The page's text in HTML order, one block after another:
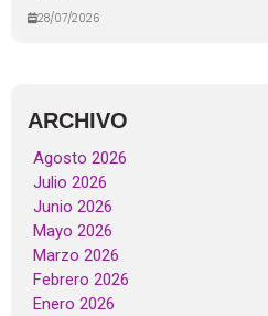
28/07/2026
ARCHIVO
Agosto 2026
Julio 2026
Junio 2026
Mayo 2026
Marzo 2026
Febrero 2026
Enero 2026